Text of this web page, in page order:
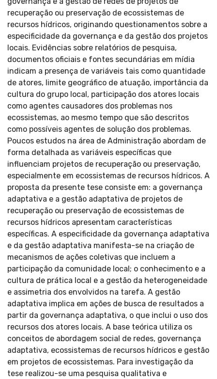
recuperação ou preservação de ecossistemas de
recursos hídricos, originando questionamentos sobre a
especificidade da governança e da gestão dos projetos
locais. Evidências sobre relatórios de pesquisa,
documentos oficiais e fontes secundárias em mídia
indicam a presença de variáveis tais como quantidade
de atores, limite geográfico de atuação, importância da
cultura do grupo local, participação dos atores locais
como agentes causadores dos problemas nos
ecossistemas, ao mesmo tempo que são descritos
como possíveis agentes de solução dos problemas.
Poucos estudos na área de Administração abordam de
forma detalhada as variáveis específicas que
influenciam projetos de recuperação ou preservação,
especialmente em ecossistemas de recursos hídricos. A
proposta da presente tese consiste em: a governança
adaptativa e a gestão adaptativa de projetos de
recuperação ou preservação de ecossistemas de
recursos hídricos apresentam características
específicas. A especificidade da governança adaptativa
e da gestão adaptativa manifesta-se na criação de
mecanismos de ações coletivas que incluem a
participação da comunidade local; o conhecimento e a
cultura de prática local e a gestão da heterogeneidade
e assimetria dos envolvidos na tarefa. A gestão
adaptativa implica em ações de busca de resultados a
partir da governança adaptativa, o que inclui o uso dos
recursos dos atores locais. A base teórica utiliza os
conceitos de abordagem social de redes, governança
adaptativa, ecossistemas de recursos hídricos e gestão
em projetos de ecossistemas. Para investigação da
tese realizou-se uma pesquisa qualitativa e